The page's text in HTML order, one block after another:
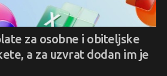
za osobne i obiteljske
a za uzvrat dodan im je